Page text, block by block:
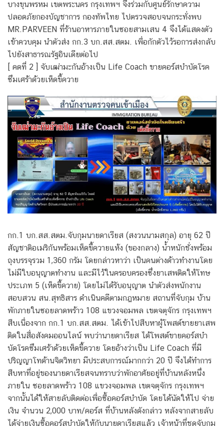
บางขุนพรหม เขตพระนคร กรุงเทพฯ จึงร่วมกับศูนย์รักษาความ
ปลอดภัยกองบัญชาการ กองทัพไทย ไปตรวจสอบจนกระทั่งพบ
MR.PARVEEN ที่ร้านอาหารภายในซอยสามเสน 4 จึงได้แสดงตัว
เข้าควบคุม นําตัวส่ง กก.3 บก.สส.สตม. เพื่อกักตัวไว้รอการส่งกลับ
ไปยังสาธารณรัฐอินเดียต่อไป
[ คดที่ 2 ] จับเฒ่ามะกันอ้างเป็น Life Coach ขายคอร์สบําบัดโรค
ซึมเศร้าด้วยเห็ดขี้ควาย
กก.1 บก.สส.สตม.จับกุมนายดาเรียส (สงวนนามสกุล) อายุ 62 ปี
สัญชาติอเมริกันพร้อมเห็ดขี้ควายแห้ง (ของกลาง) น้ำหนักชั่งพร้อม
ถุงบรรจุรวม 1,360 กรัม โดยกล่าวหาว่า เป็นคนต่างด้าวทํางานโดย
ไม่มีใบอนุญาตทํางาน และมีไว้ในครอบครองซึ่งยาเสพติดให้โทษ
ประเภท 5 (เห็ดขี้ควาย) โดยไม่ได้รับอนุญาต นําตัวส่งพนักงาน
สอบสวน สน.สุทธิสาร ดําเนินคดีตามกฎหมาย สถานที่จับกุม บ้าน
พักภายในซอยลาดพร้าว 108 แขวงจอมพล เขตจตุจักร กรุงเทพฯ
สืบเนื่องจาก กก.1 บก.สส.สตม. ได้เข้าไปสืบหาผู้โพสต์ขายยาเสพ
ติดในสื่อสังคมออนไลน์ พบว่านายดาเรียส ได้โพสต์ขายคอร์สบํา
บัดโรคซึมเศร้าด้วยเห็ดขี้ควาย โดยอ้างว่าเป็น Life Coach ที่มี
ปริญญาโทด้านจิตวิทยา มีประสบการณ์มากกว่า 20 ปี จึงได้ทําการ
สืบหาที่อยู่ของนายดาเรียสจนทราบว่าพักอาศัยอยู่ที่บ้านหลังหนึ่ง
ภายใน ซอยลาดพร้าว 108 แขวงจอมพล เขตจตุจักร กรุงเทพฯ
จากนั้นได้ให้สายลับติดต่อเพื่อซื้อคอร์สบําบัด โดยได้นัดให้ไป จ่าย
เงิน จํานวน 2,000 บาท/คอร์ส ที่บ้านหลังดังกล่าว หลังจากสายลับ
ได้จ่ายเงินซื้อคอร์สบําบัดให้กับนายดาเรียสแล้ว เจ้าหน้าที่ชุดจับกุม